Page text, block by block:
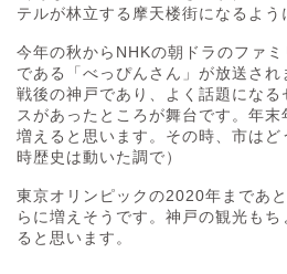
テルが林立する摩天楼街になるよう
今年の秋からNHKの朝ドラのファ
である「べっぴんさん」が放送さ
戦後の神戸であり、よく話題になる
スがあったところが舞台です。年
増えると思います。その時、市は
時歴史は動いた調で）
東京オリンピックの2020年まであ
らに増えそうです。神戸の観光も
ると思います。